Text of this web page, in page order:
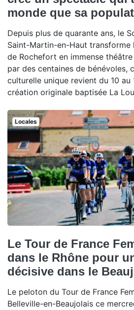
monde que sa
Depuis plus de quarante ans, le
Saint-Martin-en-Haut transforme
de Rochefort en immense
par des centaines de bénévoles,
culturelle unique revient du 10 au
création originale baptisée La
Locales
Le Tour de France
dans le Rhône pour
décisive dans le
Le peloton du Tour de France
Belleville-en-Beaujolais ce